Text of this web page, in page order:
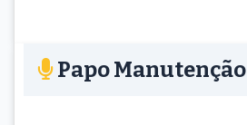
Papo Manutenção